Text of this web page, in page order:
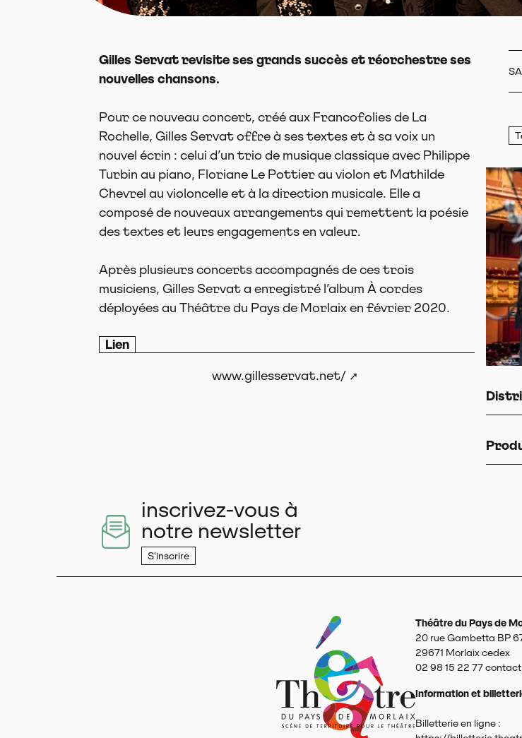
Gilles Servat revisite ses grands succès et réorchestre ses
nouvelles chansons.
Pour ce nouveau concert, créé aux Francofolies de La
Rochelle, Gilles Servat offre à ses textes et à sa voix un
nouvel écrin : celui d’un trio de musique classique avec Philippe
Turbin au piano, Floriane Le Pottier au violon et Mathilde
Chevrel au violoncelle et à la direction musicale. Elle a
composé de nouveaux arrangements qui remettent la poésie
des textes et leurs engagements en valeur.
Après plusieurs concerts accompagnés de ces trois
musiciens, Gilles Servat a enregistré l’album À cordes
déployées au Théâtre du Pays de Morlaix en février 2020.
Lien
www.gillesservat.net/
inscrivez-vous à
notre newsletter
S'inscrire
Théâtre du Pays de
20 rue Gambetta BP
29671 Morlaix cedex
02 98 15 22 77
Information et
Billetterie en ligne :